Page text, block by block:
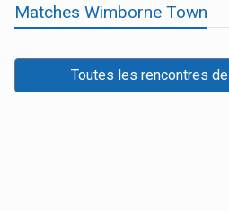
Matches Wimborne Town
Toutes les rencontres